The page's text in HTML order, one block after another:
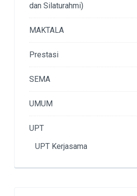
dan Silaturahmi)
MAKTALA
Prestasi
SEMA
UMUM
UPT
UPT Kerjasama